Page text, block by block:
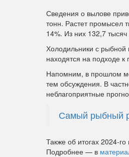
Сведения о вылове
тонн. Растет промысел
14%. Из них 132,7
Холодильники с
находятся на подходе к
Напомним, в прошлом
тем обсуждения. В
неблагоприятные
Самый рыбный
Также об итогах 2024-
Подробнее — в